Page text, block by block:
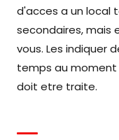
d'acces a un local
secondaires, mais
vous. Les indiquer
temps au
doit etre traite.